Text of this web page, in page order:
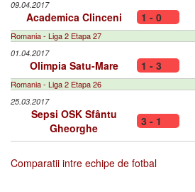
09.04.2017
Academica Clinceni 1 - 0
Romania - Liga 2 Etapa 27
01.04.2017
Olimpia Satu-Mare 1 - 3
Romania - Liga 2 Etapa 26
25.03.2017
Sepsi OSK Sfântu
Gheorghe
3 - 1
Comparatii intre echipe de fotbal